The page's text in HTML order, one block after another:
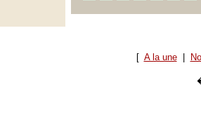
[ A la une|